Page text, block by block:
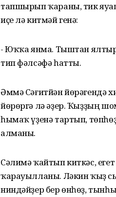
тапшырып ҡараны, тик
иҫе лә китмәй генә:
- Юҡҡа янма. Тыштан
тип фәлсәфә һатты.
Әммә Сәғитйән йөрәгендә
йөрөргә лә әҙер. Ҡыҙҙың
һымаҡ үҙенә тартып,
алманы.
Сәлимә ҡайтып киткәс,
ҡарауылланы. Ләкин ҡыҙ
ниндәйҙер бер өнһөҙ,